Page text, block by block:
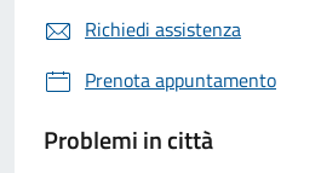
Richiedi assistenza
Prenota appuntamento
Problemi in città